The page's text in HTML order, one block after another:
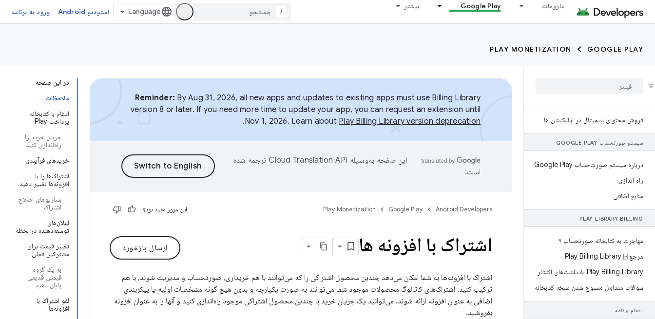
ملزومات Google Play بیشتر
/ استودیو Android ورود به برنامه
GOOGLE PLAY
PLAY MONETIZATION
فروش محتوای دیجیتال در اپلیکیشن ها
سیستم صورتحساب GOOGLE PLAY
درباره سیستم صورت‌حساب Google Play
راه اندازی
منابع اضافی
PLAY LIBRARY BILLING
مهاجرت به کتابخانه صورتحساب ۹
مرجع Play Billing Library ⍈
Play Billing Library یادداشت‌های انتشار
سوالات متداول منسوخ شدن نسخه کتابخانه
ادغام برنامه
در این صفحه
ملاحظات
ادغام با کتابخانه
پرداخت Play
جریان خرید را
راه‌اندازی کنید
خریدهای فرآیندی
اشتراک‌ها را با
افزونه‌ها تغییر دهید
سناریوهای اصلاح
اشتراک
اعلان‌های
توسعه‌دهنده در لحظه
تغییر قیمت برای
مشترکین فعلی
به یک گروه
قیمتی قدیمی
پایان دهید
لغو اشتراک با
افزونه‌ها
Reminder: By Aug 31, 2026, all new apps and updates to existing apps must use Billing Library
version 8 or later. If you need more time to update your app, you can request an extension until
Nov 1, 2026. Learn about Play Billing Library version deprecation
.
این صفحه به‌وسیله
ترجمه شده
است.
Android Developers
Google Play
Play Monetization این مرور مفید بود؟
ارسال بازخورد اشتراک با افزونه ها
اشتراک با افزونه‌ها به شما امکان می‌دهد چندین محصول اشتراکی را که می‌توانند با هم خریداری، صورتحساب و مدیریت شوند، با هم
ترکیب کنید. اشتراک‌های کاتالوگ محصولات موجود شما می‌توانند به صورت یکپارچه و بدون هیچ گونه مشخصات اولیه یا پیکربندی
اضافی به عنوان افزونه ارائه شوند. می‌توانید یک جریان خرید با چندین محصول اشتراکی موجود راه‌اندازی کنید و آنها را به عنوان افزونه
بفروشید.